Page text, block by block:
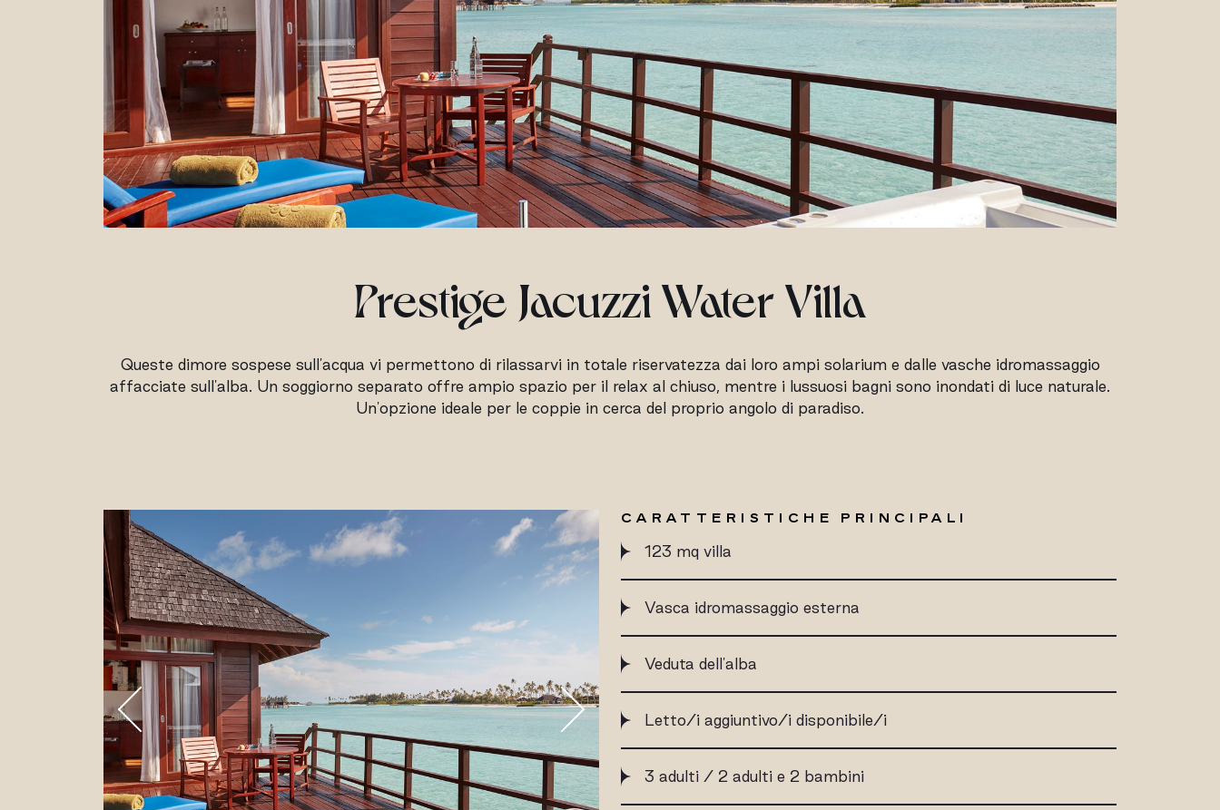
Prestige Jacuzzi Water Villa
Queste dimore sospese sull'acqua vi permettono di rilassarvi in totale riservatezza dai loro ampi solarium e dalle vasche idromassaggio
affacciate sull'alba. Un soggiorno separato offre ampio spazio per il relax al chiuso, mentre i lussuosi bagni sono inondati di luce naturale.
Un'opzione ideale per le coppie in cerca del proprio angolo di paradiso.
CARATTERISTICHE PRINCIPALI
123 mq villa
Vasca idromassaggio esterna
Veduta dell'alba
Letto/i aggiuntivo/i disponibile/i
3 adulti / 2 adulti e 2 bambini